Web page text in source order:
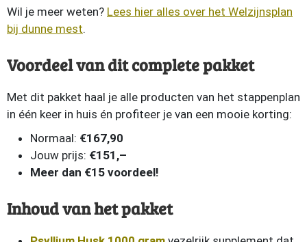
Wil je meer weten? Lees hier alles over het Welzijnsplan
bij dunne mest.
Voordeel van dit complete pakket
Met dit pakket haal je alle producten van het stappenplan
in één keer in huis én profiteer je van een mooie korting:
Normaal: €167,90
Jouw prijs: €151,–
Meer dan €15 voordeel!
Inhoud van het pakket